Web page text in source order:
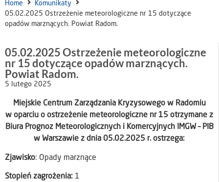
Home
Komunikaty
05.02.2025 Ostrzeżenie meteorologiczne nr 15 dotyczące
opadów marznących. Powiat Radom.
05.02.2025 Ostrzeżenie meteorologiczne
nr 15 dotyczące opadów marznących.
Powiat Radom.
5 lutego 2025
Miejskie Centrum Zarządzania Kryzysowego w Radomiu
w oparciu o ostrzeżenie meteorologiczne nr 15 otrzymane z
Biura Prognoz Meteorologicznych i Komercyjnych IMGW – PIB
w Warszawie z dnia 05.02.2025 r. ostrzega:
Zjawisko: Opady marznące
Stopień zagrożenia: 1